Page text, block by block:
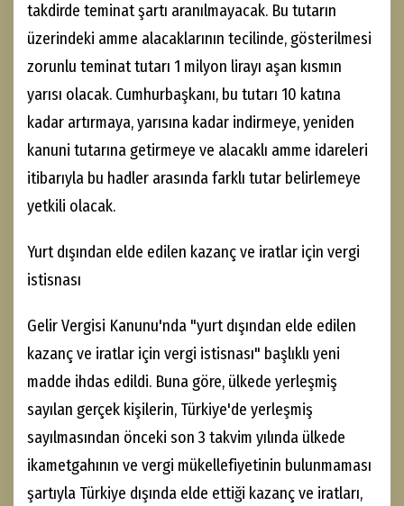
takdirde teminat şartı aranılmayacak. Bu tutarın
üzerindeki amme alacaklarının tecilinde, gösterilmesi
zorunlu teminat tutarı 1 milyon lirayı aşan kısmın
yarısı olacak. Cumhurbaşkanı, bu tutarı 10 katına
kadar artırmaya, yarısına kadar indirmeye, yeniden
kanuni tutarına getirmeye ve alacaklı amme idareleri
itibarıyla bu hadler arasında farklı tutar belirlemeye
yetkili olacak.
Yurt dışından elde edilen kazanç ve iratlar için vergi
istisnası
Gelir Vergisi Kanunu'nda "yurt dışından elde edilen
kazanç ve iratlar için vergi istisnası" başlıklı yeni
madde ihdas edildi. Buna göre, ülkede yerleşmiş
sayılan gerçek kişilerin, Türkiye'de yerleşmiş
sayılmasından önceki son 3 takvim yılında ülkede
ikametgahının ve vergi mükellefiyetinin bulunmaması
şartıyla Türkiye dışında elde ettiği kazanç ve iratları,